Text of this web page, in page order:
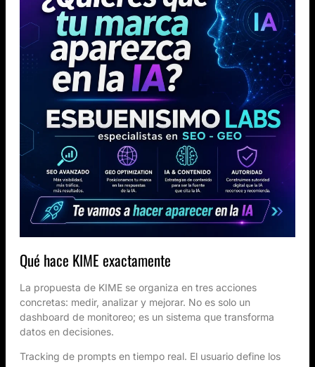
Qué hace KIME exactamente
La propuesta de KIME se organiza en tres acciones
concretas: medir, analizar y mejorar. No es solo un
dashboard de monitoreo; es un sistema que transforma
datos en decisiones.
Tracking de prompts en tiempo real. El usuario define los